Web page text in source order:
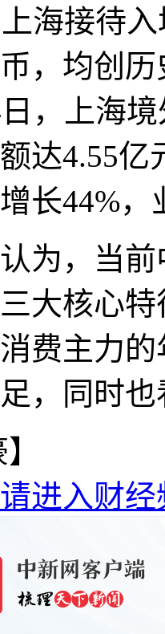
接待入
，均创
，上海
达4.55亿
长44%
，当前
大核心
费主力
，同时
进入财经